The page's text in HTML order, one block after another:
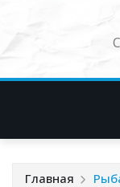
Главная